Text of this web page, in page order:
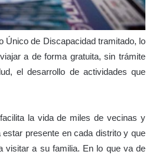
Único de Discapacidad tramitado, lo
a de forma gratuita, sin trámite
el desarrollo de actividades que
la vida de miles de vecinas y
presente en cada distrito y que
visitar a su familia. En lo que va de